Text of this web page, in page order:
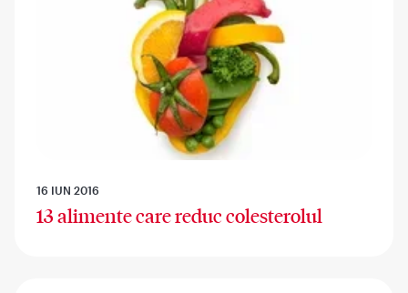
16 IUN 2016
13 alimente care reduc colesterolul